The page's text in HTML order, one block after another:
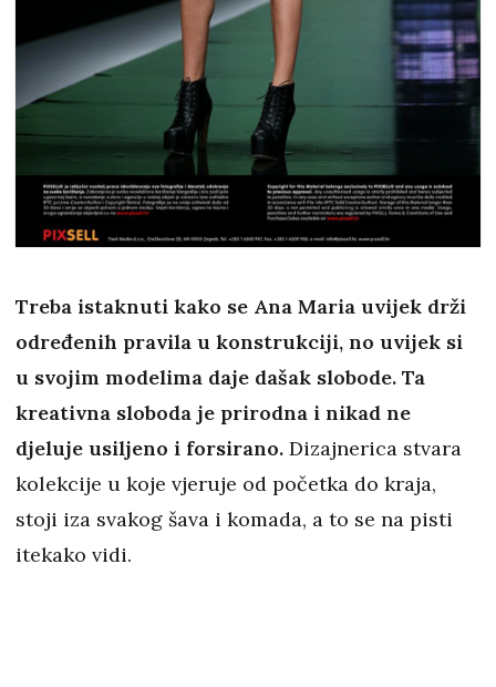
Treba istaknuti kako se Ana Maria uvijek drži
određenih pravila u konstrukciji, no uvijek si
u svojim modelima daje dašak slobode. Ta
kreativna sloboda je prirodna i nikad ne
djeluje usiljeno i forsirano. Dizajnerica stvara
kolekcije u koje vjeruje od početka do kraja,
stoji iza svakog šava i komada, a to se na pisti
itekako vidi.